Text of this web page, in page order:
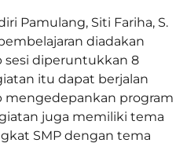
Pamulang, Siti Fariha, S.
diadakan
sesi diperuntukkan 8
itu dapat berjalan
mengedepankan program
juga memiliki tema
SMP dengan tema